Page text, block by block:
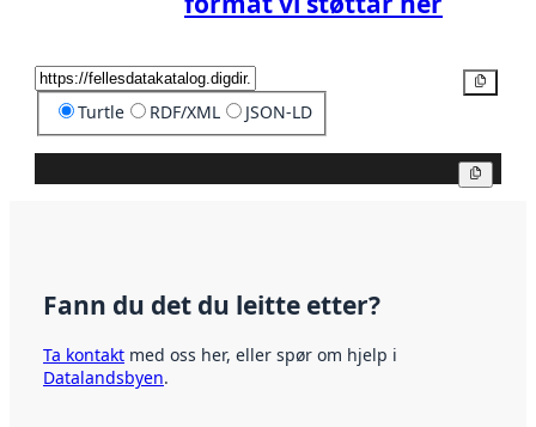
Turtle RDF/XML JSON-LD
Fann du det du leitte etter?
Ta kontakt med oss her, eller spør om hjelp i
Datalandsbyen.